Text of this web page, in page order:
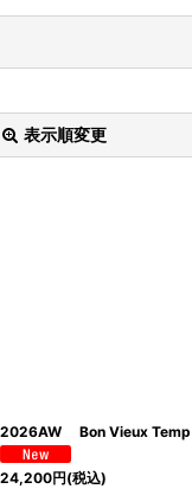
表示順変更
2026AW Bon Vieux
24,200円(税込)